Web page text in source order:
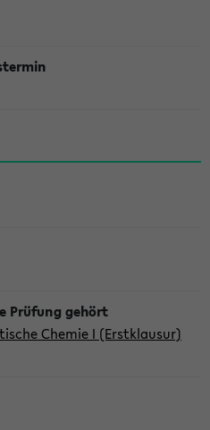
Chemie I (Erstklausur)